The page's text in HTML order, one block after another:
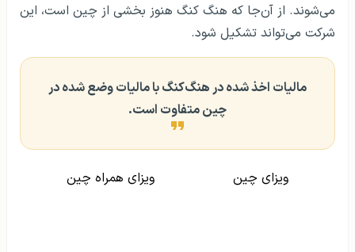
می‌شوند. از آن‌جا که هنگ کنگ هنوز بخشی از چین است، این
شرکت می‌تواند تشکیل شود.
مالیات اخذ شده در هنگ‌کنگ با مالیات وضع شده در
چین متفاوت است.
ویزای چین ویزای همراه چین